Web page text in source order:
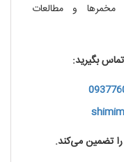
مخمرها و مطالعات
بگیرید:
تضمین می‌کند.